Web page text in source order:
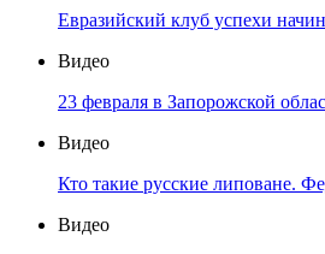
Евразийский клуб успехи
Видео
23 февраля в Запорожской
Видео
Кто такие русские липоване.
Видео